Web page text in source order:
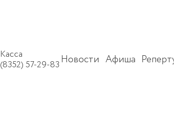
Касса
(8352) 57-29-83 Новости Афиша